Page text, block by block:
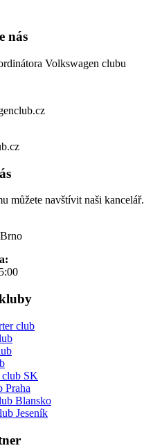
nás
Volkswagen clubu
můžete navštívit naši kancelář.
club
club SK
Praha
Blansko
Jeseník